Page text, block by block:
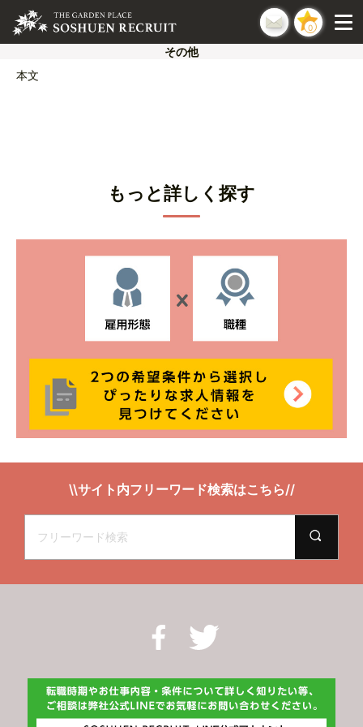
0
その他
本文
もっと詳しく探す
\\サイト内フリーワード検索はこちら//